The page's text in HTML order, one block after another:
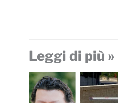
Leggi di più »